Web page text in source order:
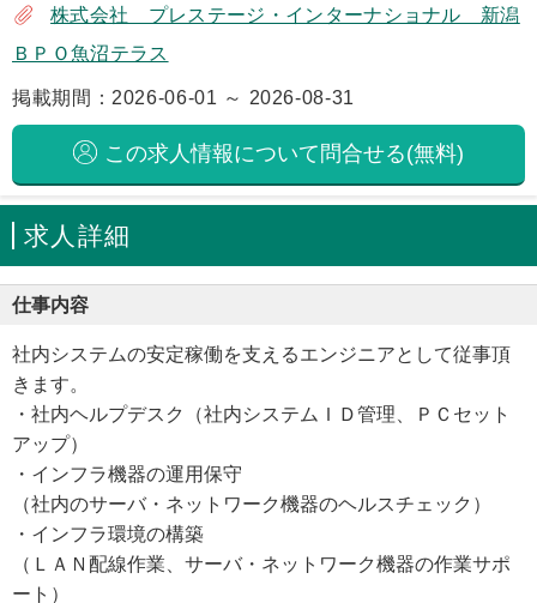
株式会社 プレステージ・インターナショナル 新潟
ＢＰＯ魚沼テラス
掲載期間：2026-06-01 ～ 2026-08-31
この求人情報について問合せる(無料)
求人詳細
仕事内容
社内システムの安定稼働を支えるエンジニアとして従事頂
きます。
・社内ヘルプデスク（社内システムＩＤ管理、ＰＣセット
アップ）
・インフラ機器の運用保守
（社内のサーバ・ネットワーク機器のヘルスチェック）
・インフラ環境の構築
（ＬＡＮ配線作業、サーバ・ネットワーク機器の作業サポ
ート）